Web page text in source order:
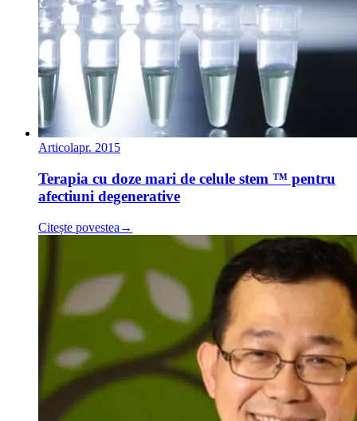
Articolapr. 2015
Terapia cu doze mari de celule stem ™ pentru
afectiuni degenerative
Citește povestea →